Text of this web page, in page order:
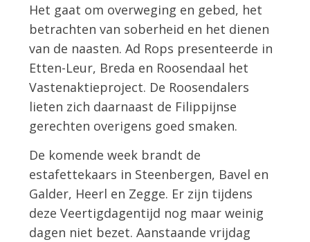
Het gaat om overweging en gebed, het
betrachten van soberheid en het dienen
van de naasten. Ad Rops presenteerde in
Etten-Leur, Breda en Roosendaal het
Vastenaktieproject. De Roosendalers
lieten zich daarnaast de Filippijnse
gerechten overigens goed smaken.
De komende week brandt de
estafettekaars in Steenbergen, Bavel en
Galder, Heerl en Zegge. Er zijn tijdens
deze Veertigdagentijd nog maar weinig
dagen niet bezet. Aanstaande vrijdag